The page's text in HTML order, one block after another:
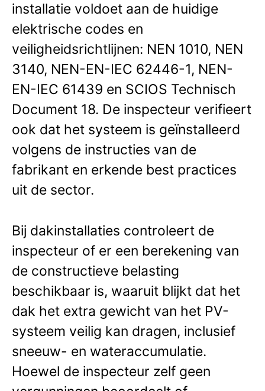
installatie voldoet aan de huidige
elektrische codes en
veiligheidsrichtlijnen: NEN 1010, NEN
3140, NEN-EN-IEC 62446-1, NEN-
EN-IEC 61439 en SCIOS Technisch
Document 18. De inspecteur verifieert
ook dat het systeem is geïnstalleerd
volgens de instructies van de
fabrikant en erkende best practices
uit de sector.
Bij dakinstallaties controleert de
inspecteur of er een berekening van
de constructieve belasting
beschikbaar is, waaruit blijkt dat het
dak het extra gewicht van het PV-
systeem veilig kan dragen, inclusief
sneeuw- en wateraccumulatie.
Hoewel de inspecteur zelf geen